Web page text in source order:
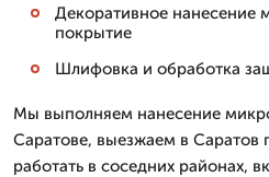
Декоративное
покрытие
Шлифовка и обработка
Мы выполняем нанесение
Саратове, выезжаем в Саратов
работать в соседних районах,